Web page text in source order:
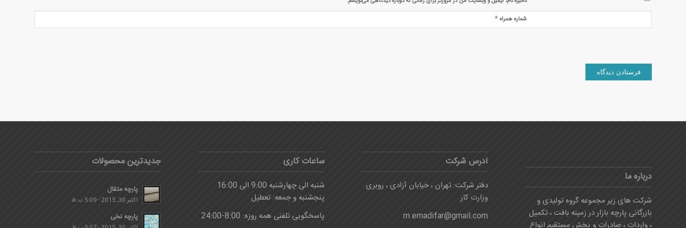
شماره همراه*
درباره ما
شرکت های زیر مجموعه گروه تولیدی و
بازرگانی پارچه بازار در زمینه بافت ، تکمیل
، واردات ، صادرات و پخش مستقیم انواع
آدرس شرکت
دفتر شرکت: تهران ، خیابان آزادی ، روبری
وزارت کار
m.emadifar@gmail.com
ساعات کاری
شنبه الی چهارشنبه 9:00 الی 16:00
پنجشنبه و جمعه: تعطیل
پاسخگویی تلفنی همه روزه: 8:00-24:00
جدیدترین محصولات
پارچه متقال
اکتبر 30, 2015 - 5:09 ب.ظ
پارچه نخی